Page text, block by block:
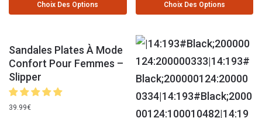
Choix Des Options Choix Des Options
Sandales Plates À Mode
Confort Pour Femmes –
Slipper
39.99€